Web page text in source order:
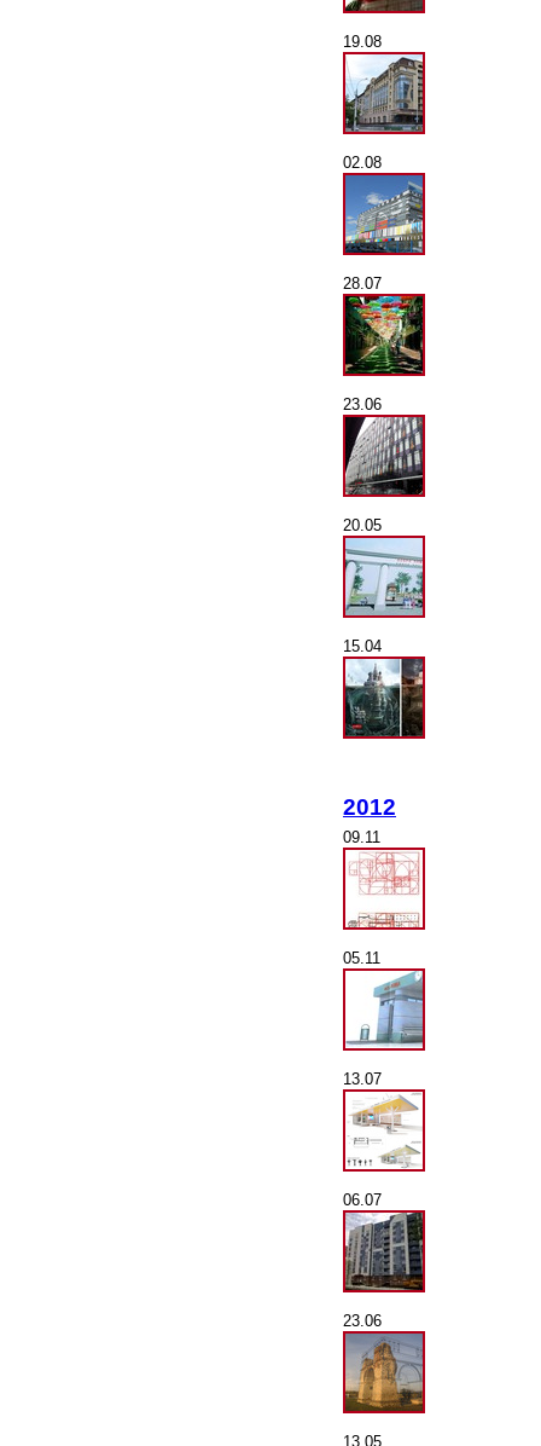
19.08
02.08
28.07
23.06
20.05
15.04
2012
09.11
05.11
13.07
06.07
23.06
13.05